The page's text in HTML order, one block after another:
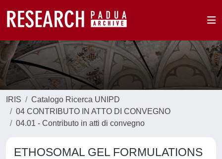
IRIS
Catalogo Ricerca UNIPD
04 CONTRIBUTO IN ATTO DI CONVEGNO
04.01 - Contributo in atti di convegno
ETHOSOMAL GEL FORMULATIONS